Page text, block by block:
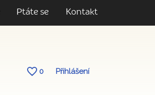
Ptáte se Kontakt
0 Přihlášení